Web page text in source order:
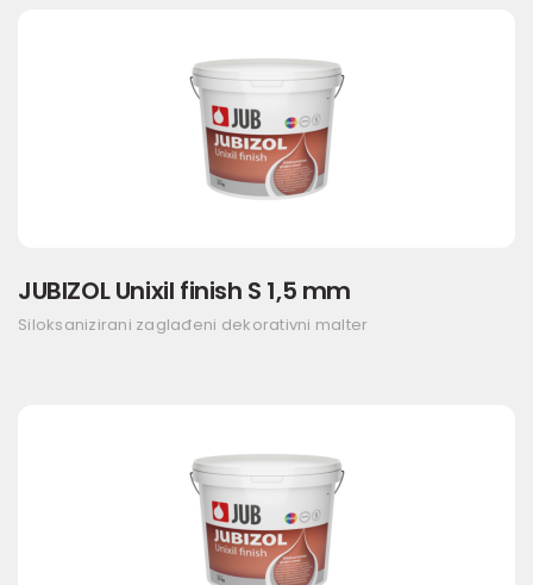
JUBIZOL Unixil finish S 1,5 mm
Siloksanizirani zaglađeni dekorativni malter